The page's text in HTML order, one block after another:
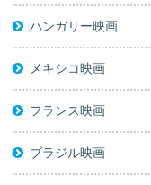
ハンガリー映画
メキシコ映画
フランス映画
ブラジル映画